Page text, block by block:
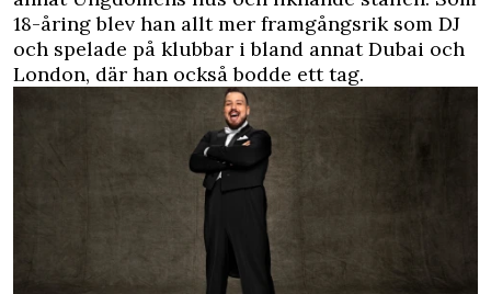
18-åring blev han allt mer framgångsrik som DJ
och spelade på klubbar i bland annat Dubai och
London, där han också bodde ett tag.